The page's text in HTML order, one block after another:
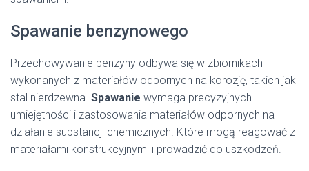
Spawanie benzynowego
Przechowywanie benzyny odbywa się w zbiornikach
wykonanych z materiałów odpornych na korozję, takich jak
stal nierdzewna. Spawanie wymaga precyzyjnych
umiejętności i zastosowania materiałów odpornych na
działanie substancji chemicznych. Które mogą reagować z
materiałami konstrukcyjnymi i prowadzić do uszkodzeń.